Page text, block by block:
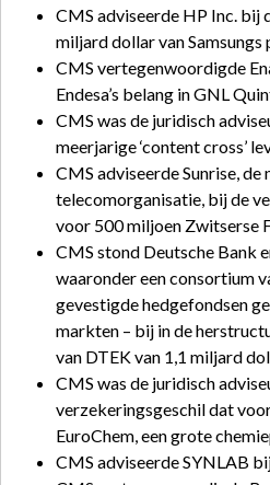
CMS adviseerde HP Inc. bij
miljard dollar van
CMS vertegenwoordigde
Endesa’s belang in GNL
CMS was de juridisch
meerjarige ‘content cross’
CMS adviseerde Sunrise,
telecomorganisatie, bij de
voor 500 miljoen Zwitserse
CMS stond Deutsche Bank
waaronder een consortium
gevestigde hedgefondsen
markten – bij in de
van DTEK van 1,1 miljard
CMS was de juridisch
verzekeringsgeschil dat
EuroChem, een grote
CMS adviseerde SYNLAB